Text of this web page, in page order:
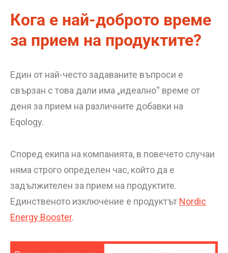
Кога е най-доброто време
за прием на продуктите?
Един от най-често задаваните въпроси е
свързан с това дали има „идеално“ време от
деня за прием на различните добавки на
Eqology.
Според екипа на компанията, в повечето случаи
няма строго определен час, който да е
задължителен за прием на продуктите.
Единственото изключение е продуктът Nordic
Energy Booster.